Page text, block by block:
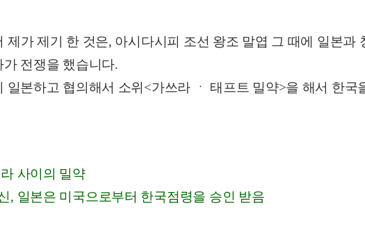
가 제기 한 것은, 아시다시피 조선 왕조 말엽 그 때에 일본과
전쟁을 했습니다.
일본하고 협의해서 소위<가쓰라 ㆍ 태프트 밀약>을 해서 한국
사이의 밀약
, 일본은 미국으로부터 한국점령을 승인 받음